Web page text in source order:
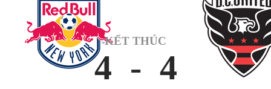
KẾT THÚC
4 - 4